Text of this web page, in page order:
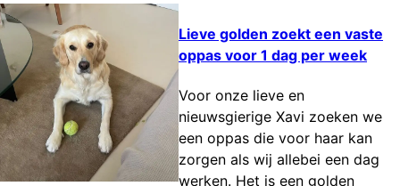
Lieve golden zoekt een vaste
oppas voor 1 dag per week
Voor onze lieve en
nieuwsgierige Xavi zoeken we
een oppas die voor haar kan
zorgen als wij allebei een dag
werken. Het is een golden